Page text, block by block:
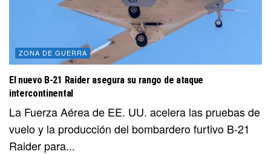
ZONA DE GUERRA
El nuevo B-21 Raider asegura su rango de ataque
intercontinental
La Fuerza Aérea de EE. UU. acelera las pruebas de
vuelo y la producción del bombardero furtivo B-21
Raider para...